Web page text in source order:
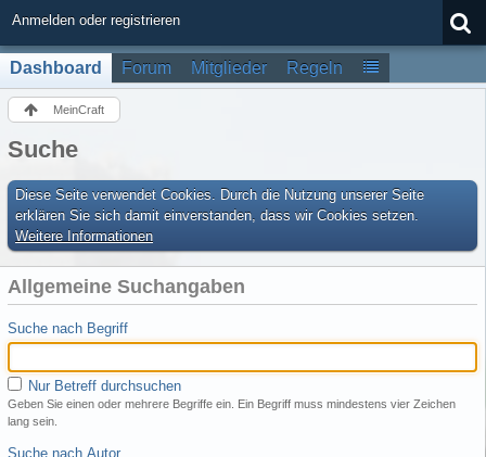
Anmelden oder registrieren
Dashboard Forum Mitglieder Regeln
MeinCraft
Suche
Diese Seite verwendet Cookies. Durch die Nutzung unserer Seite
erklären Sie sich damit einverstanden, dass wir Cookies setzen.
Weitere Informationen
Allgemeine Suchangaben
Suche nach Begriff
Nur Betreff durchsuchen
Geben Sie einen oder mehrere Begriffe ein. Ein Begriff muss mindestens vier Zeichen
lang sein.
Suche nach Autor